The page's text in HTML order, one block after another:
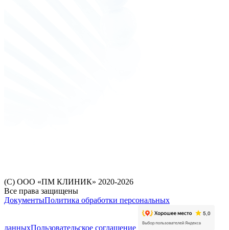
(С) ООО «ПМ КЛИНИК» 2020-2026
Все права защищены
ДокументыПолитика обработки персональных
данныхПользовательское соглашение